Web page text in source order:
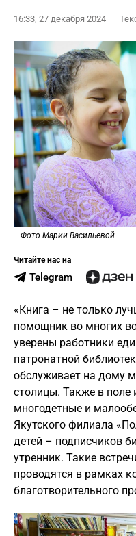
16:33, 27 декабря 2024
Фото Марии Васильевой
Читайте нас на
Telegram
«Книга – не только
помощник во многих
уверены работники
патронатной
обслуживает на дому
столицы. Также в поле
многодетные и
Якутского филиала
детей – подписчиков
утренник. Такие
проводятся в рамках
благотворительного